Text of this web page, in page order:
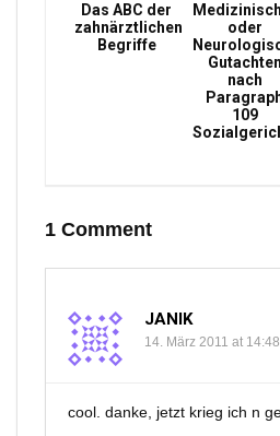
Das ABC der
zahnärztlichen
Begriffe
oder
Gutachten
nach
109
1 Comment
JANIK
14. März 2011 at 14:48
cool. danke, jetzt krieg ich n